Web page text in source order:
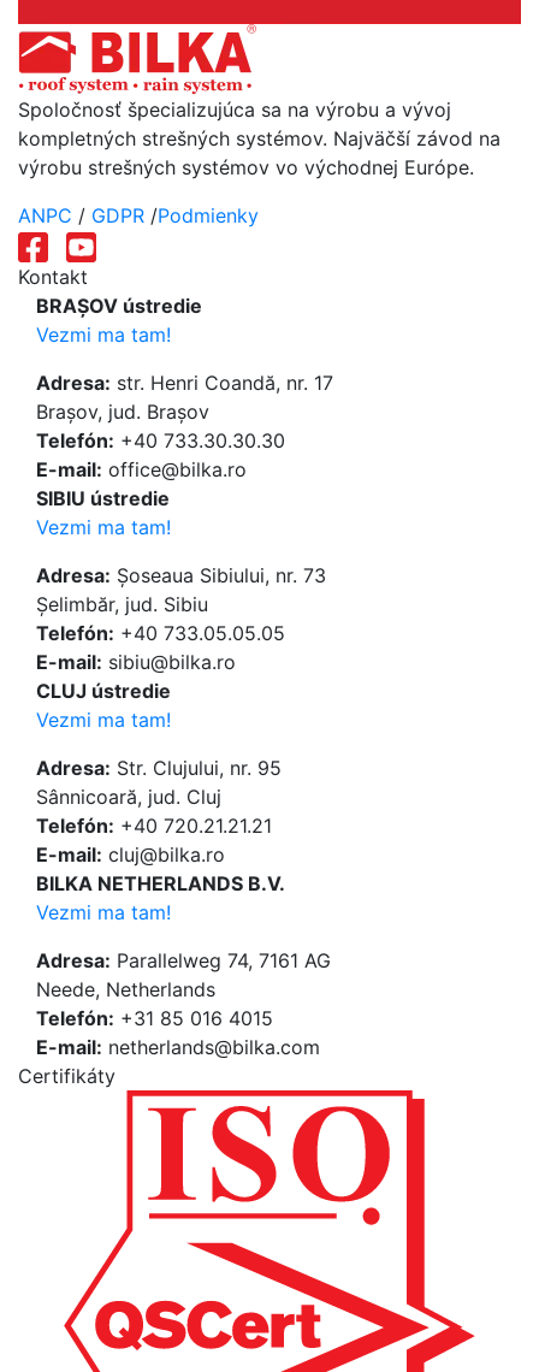
Spoločnosť špecializujúca sa na výrobu a vývoj
kompletných strešných systémov. Najväčší závod na
výrobu strešných systémov vo východnej Európe.
ANPC / GDPR /Podmienky
Kontakt
BRAȘOV ústredie
Vezmi ma tam!
Adresa: str. Henri Coandă, nr. 17
Brașov, jud. Brașov
Telefón: +40 733.30.30.30
E-mail: office@bilka.ro
SIBIU ústredie
Vezmi ma tam!
Adresa: Șoseaua Sibiului, nr. 73
Șelimbăr, jud. Sibiu
Telefón: +40 733.05.05.05
E-mail: sibiu@bilka.ro
CLUJ ústredie
Vezmi ma tam!
Adresa: Str. Clujului, nr. 95
Sânnicoară, jud. Cluj
Telefón: +40 720.21.21.21
E-mail: cluj@bilka.ro
BILKA NETHERLANDS B.V.
Vezmi ma tam!
Adresa: Parallelweg 74, 7161 AG
Neede, Netherlands
Telefón: +31 85 016 4015
E-mail: netherlands@bilka.com
Certifikáty